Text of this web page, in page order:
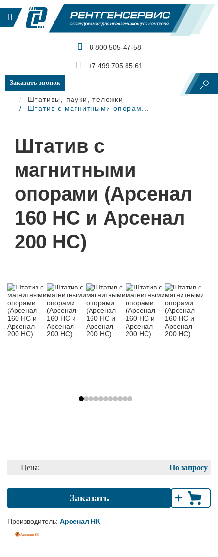
8 800 505-47-58
+7 499 705 85 61
Заказать звонок
Главная
Рентгеновский контроль
Штативы, пауки, тележки
Штатив с магнитными опорам...
Штатив с
магнитными
опорами (Арсенал
160 НС и Арсенал
200 НС)
По запросу
Цена:
Заказать +
Производитель: Арсенал НК